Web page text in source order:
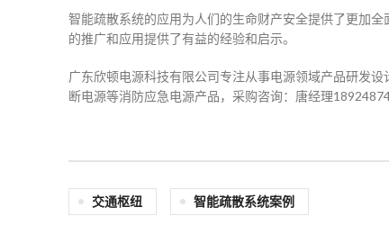
智能疏散系统的应用为人们的生命财产安全提供了更加
的推广和应用提供了有益的经验和启示。
广东欣顿电源科技有限公司专注从事电源领域产品研发
断电源等消防应急电源产品，采购咨询：唐经理
交通枢纽 智能疏散系统案例